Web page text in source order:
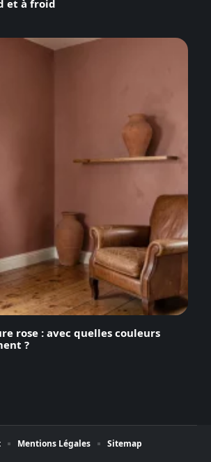
et à froid
rose : avec quelles couleurs
?
Mentions Légales Sitemap